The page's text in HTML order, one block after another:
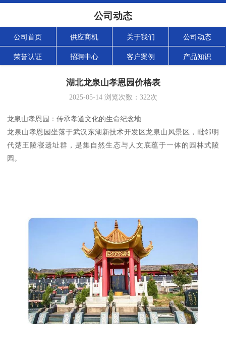
公司动态
公司首页 供应商机 关于我们 公司动态
荣誉认证 招聘中心 客户案例 产品知识
湖北龙泉山孝恩园价格表
2025-05-14浏览次数： 322次
龙泉山孝恩园：传承孝道文化的生命纪念地
龙泉山孝恩园坐落于武汉东湖新技术开发区龙泉山风景区，毗邻明
代楚王陵寝遗址群，是集自然生态与人文底蕴于一体的园林式陵
园。